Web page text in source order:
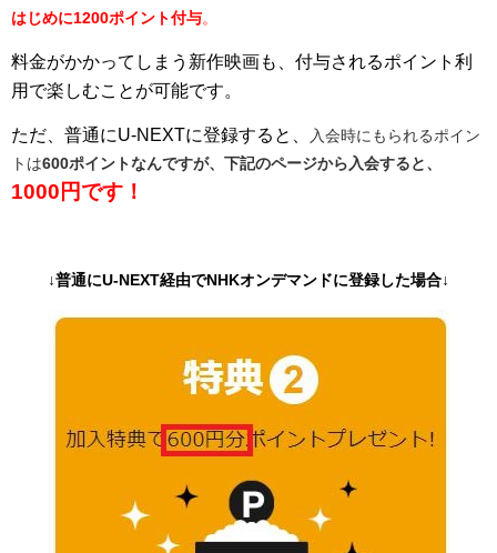
はじめに1200ポイント付与。
料金がかかってしまう新作映画も、付与されるポイント利
用で楽しむことが可能です。
ただ、普通にU-NEXTに登録すると、
入会時にもられるポイン
トは600ポイントなんですが、下記のページから入会すると、
1000円です！
↓普通にU-NEXT経由でNHKオンデマンドに登録した場合↓